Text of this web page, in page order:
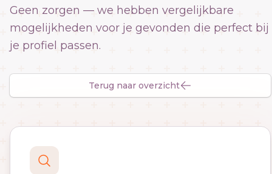
Geen zorgen — we hebben vergelijkbare
mogelijkheden voor je gevonden die perfect bij
je profiel passen.
Terug naar overzicht